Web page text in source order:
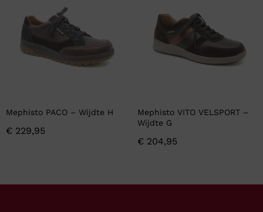
Mephisto PACO – Wijdte H
€ 229,95
Mephisto VITO VELSPORT –
Wijdte G
€ 204,95